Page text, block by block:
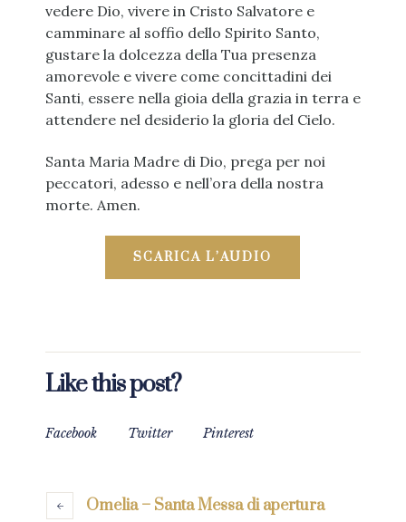
vedere Dio, vivere in Cristo Salvatore e
camminare al soffio dello Spirito Santo,
gustare la dolcezza della Tua presenza
amorevole e vivere come concittadini dei
Santi, essere nella gioia della grazia in terra e
attendere nel desiderio la gloria del Cielo.
Santa Maria Madre di Dio, prega per noi
peccatori, adesso e nell’ora della nostra
morte. Amen.
SCARICA L’AUDIO
Like this post?
Facebook Twitter Pinterest
Omelia – Santa Messa di apertura